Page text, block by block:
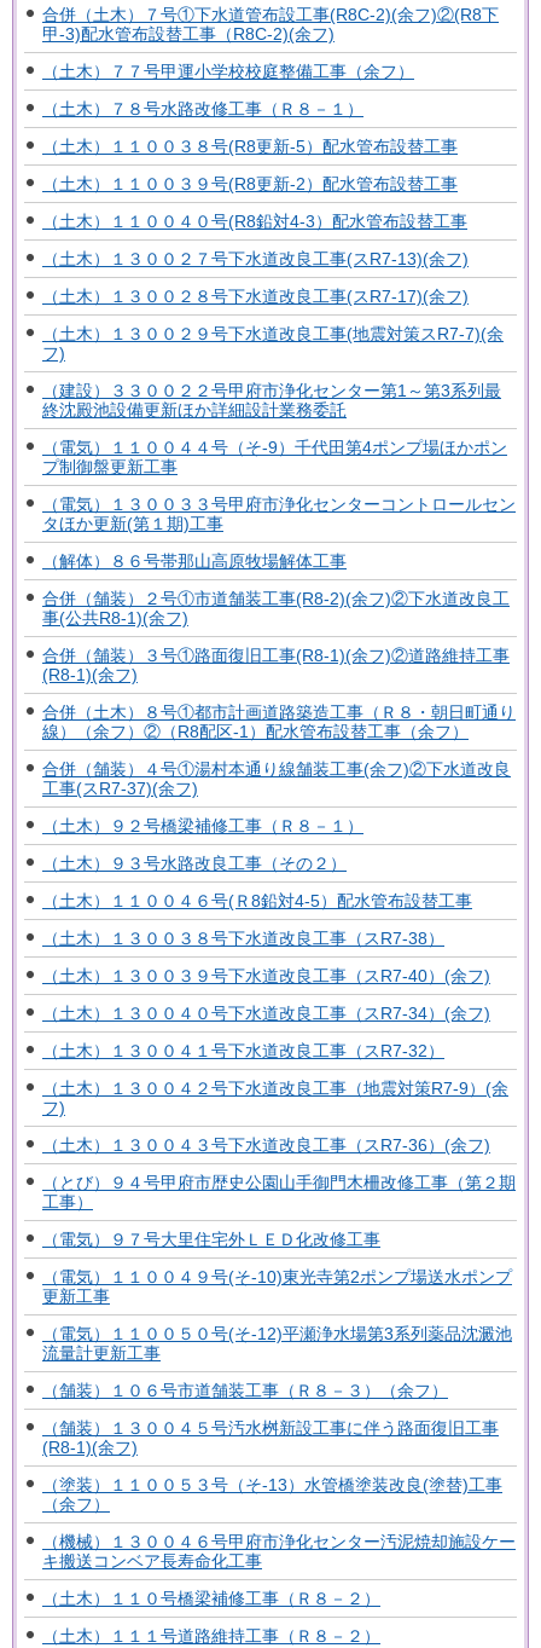
合併（土木）７号①下水道管布設工事(R8C-2)(余フ)②(R8下
甲-3)配水管布設替工事（R8C-2)(余フ)
（土木）７７号甲運小学校校庭整備工事（余フ）
（土木）７８号水路改修工事（Ｒ８－１）
（土木）１１００３８号(R8更新-5）配水管布設替工事
（土木）１１００３９号(R8更新-2）配水管布設替工事
（土木）１１００４０号(R8鉛対4-3）配水管布設替工事
（土木）１３００２７号下水道改良工事(スR7-13)(余フ)
（土木）１３００２８号下水道改良工事(スR7-17)(余フ)
（土木）１３００２９号下水道改良工事(地震対策スR7-7)(余
フ)
（建設）３３００２２号甲府市浄化センター第1～第3系列最
終沈殿池設備更新ほか詳細設計業務委託
（電気）１１００４４号（そ-9）千代田第4ポンプ場ほかポン
プ制御盤更新工事
（電気）１３００３３号甲府市浄化センターコントロールセン
タほか更新(第１期)工事
（解体）８６号帯那山高原牧場解体工事
合併（舗装）２号①市道舗装工事(R8-2)(余フ)②下水道改良工
事(公共R8-1)(余フ)
合併（舗装）３号①路面復旧工事(R8-1)(余フ)②道路維持工事
(R8-1)(余フ)
合併（土木）８号①都市計画道路築造工事（Ｒ８・朝日町通り
線）（余フ）②（R8配区-1）配水管布設替工事（余フ）
合併（舗装）４号①湯村本通り線舗装工事(余フ)②下水道改良
工事(スR7-37)(余フ)
（土木）９２号橋梁補修工事（Ｒ８－１）
（土木）９３号水路改良工事（その２）
（土木）１１００４６号(Ｒ8鉛対4-5）配水管布設替工事
（土木）１３００３８号下水道改良工事（スR7-38）
（土木）１３００３９号下水道改良工事（スR7-40）(余フ)
（土木）１３００４０号下水道改良工事（スR7-34）(余フ)
（土木）１３００４１号下水道改良工事（スR7-32）
（土木）１３００４２号下水道改良工事（地震対策R7-9）(余
フ)
（土木）１３００４３号下水道改良工事（スR7-36）(余フ)
（とび）９４号甲府市歴史公園山手御門木柵改修工事（第２期
工事）
（電気）９７号大里住宅外ＬＥＤ化改修工事
（電気）１１００４９号(そ-10)東光寺第2ポンプ場送水ポンプ
更新工事
（電気）１１００５０号(そ-12)平瀬浄水場第3系列薬品沈澱池
流量計更新工事
（舗装）１０６号市道舗装工事（Ｒ８－３）（余フ）
（舗装）１３００４５号汚水桝新設工事に伴う路面復旧工事
(R8-1)(余フ)
（塗装）１１００５３号（そ-13）水管橋塗装改良(塗替)工事
（余フ）
（機械）１３００４６号甲府市浄化センター汚泥焼却施設ケー
キ搬送コンベア長寿命化工事
（土木）１１０号橋梁補修工事（Ｒ８－２）
（土木）１１１号道路維持工事（Ｒ８－２）